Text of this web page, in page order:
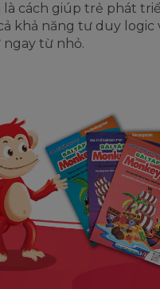
là cách giúp trẻ phát
khả năng tư duy logic
ngay từ nhỏ.